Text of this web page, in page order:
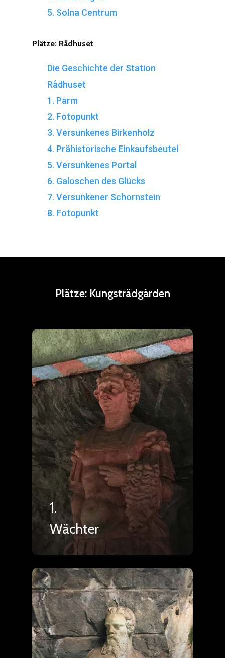
5. Solna Centrum
Plätze: Rådhuset
Die Geschichte der Station
Rådhuset
1. Parm
2. Fotopunkt
3. Versunkenes Birkenholz
4. Prähistorische Einkaufsbeutel
5. Versunkenes Portal
6. Galoschen des Glücks
7. Versunkener Schornstein
8. Fotopunkt
Plätze: Kungsträdgården
1.
Wächter